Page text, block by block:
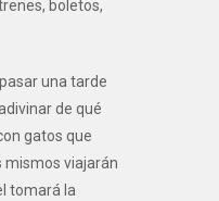
boletos,
una tarde
de qué
gatos que
mismos viajarán
tomará la